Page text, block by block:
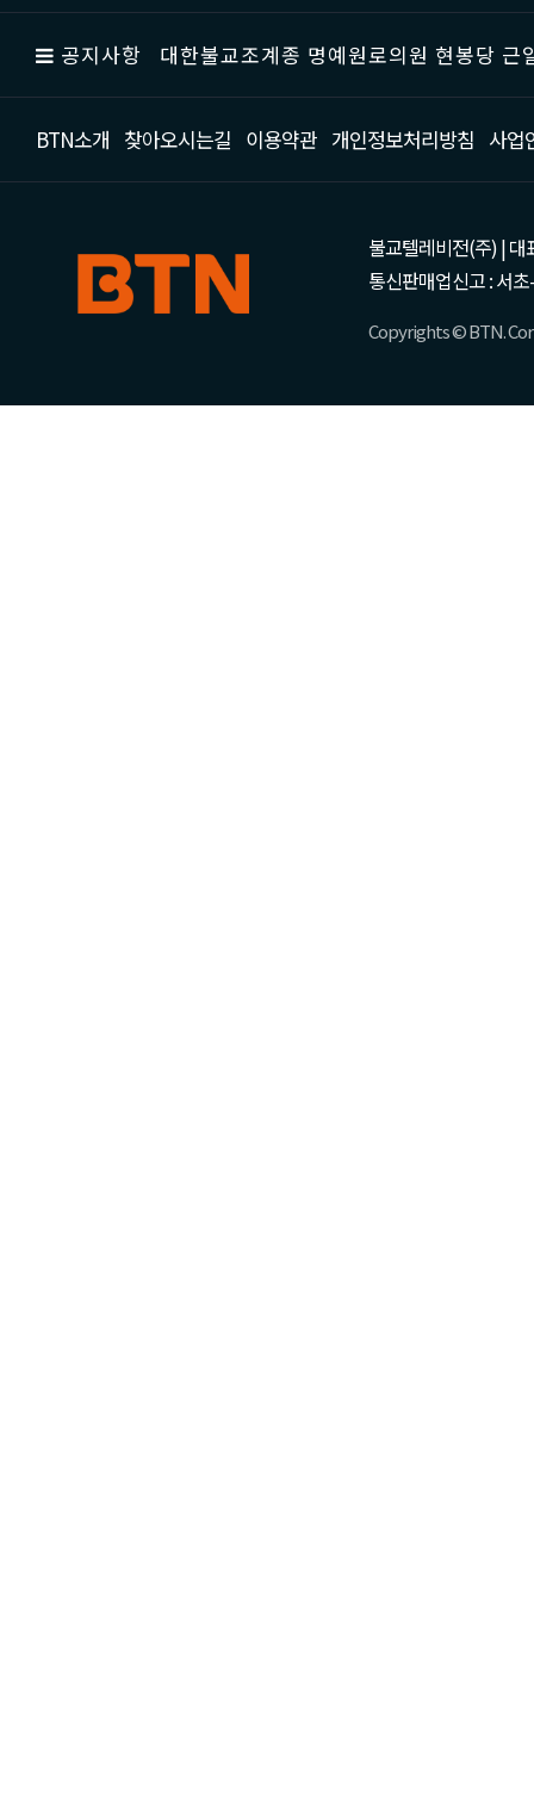
공지사항 대한불교조계종 명예원로의원 현봉당
BTN소개 찾아오시는길 이용약관 개인정보처리방침 사업
불교텔레비전(주) | 대
통신판매업신고 : 서
Copyrights © BTN.